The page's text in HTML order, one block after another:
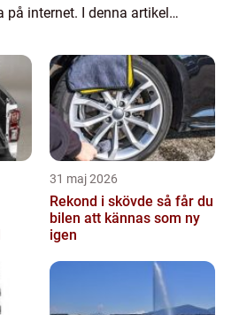
på internet. I denna artikel
31 maj 2026
Rekond i skövde så får du
bilen att kännas som ny
igen